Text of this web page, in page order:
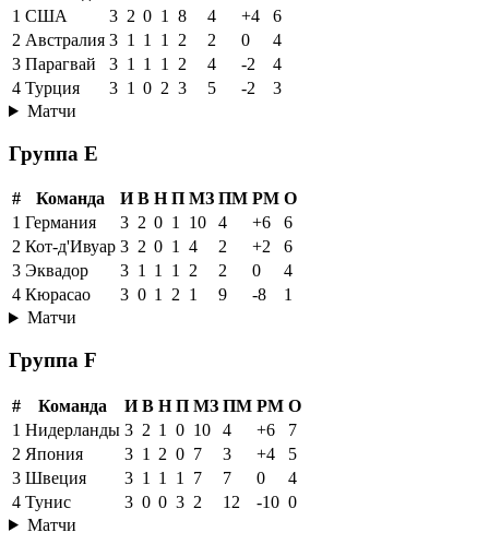
1 США 3 2 0 1 8 4 +4
6
2 Австралия 3 1 1 1 2 2 0
4
3 Парагвай 3 1 1 1 2 4 -2
4
4 Турция 3 1 0 2 3 5 -2
3
Матчи
Группа E
# Команда И В Н П МЗ ПМ РМ О
1 Германия 3 2 0 1 10 4 +6
6
2 Кот-д'Ивуар 3 2 0 1 4 2 +2
6
3 Эквадор 3 1 1 1 2 2 0
4
4 Кюрасао 3 0 1 2 1 9 -8
1
Матчи
Группа F
# Команда И В Н П МЗ ПМ РМ О
1 Нидерланды 3 2 1 0 10 4 +6
7
2 Япония 3 1 2 0 7 3 +4
5
3 Швеция 3 1 1 1 7 7 0
4
4 Тунис 3 0 0 3 2 12 -10 0
Матчи